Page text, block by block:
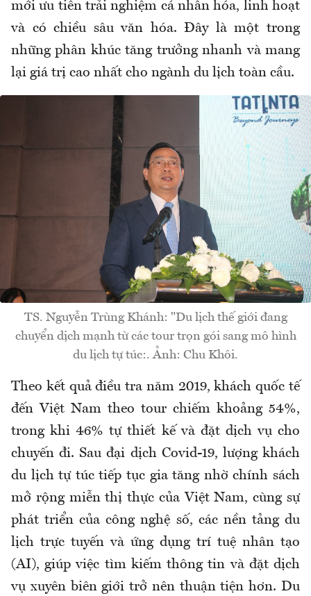
mới ưu tiên trải nghiệm cá nhân hóa, linh hoạt
và có chiều sâu văn hóa. Đây là một trong
những phân khúc tăng trưởng nhanh và mang
lại giá trị cao nhất cho ngành du lịch toàn cầu.
TS. Nguyễn Trùng Khánh: "Du lịch thế giới đang
chuyển dịch mạnh từ các tour trọn gói sang mô hình
du lịch tự túc:. Ảnh: Chu Khôi.
Theo kết quả điều tra năm 2019, khách quốc tế
đến Việt Nam theo tour chiếm khoảng 54%,
trong khi 46% tự thiết kế và đặt dịch vụ cho
chuyến đi. Sau đại dịch Covid-19, lượng khách
du lịch tự túc tiếp tục gia tăng nhờ chính sách
mở rộng miễn thị thực của Việt Nam, cùng sự
phát triển của công nghệ số, các nền tảng du
lịch trực tuyến và ứng dụng trí tuệ nhân tạo
(AI), giúp việc tìm kiếm thông tin và đặt dịch
vụ xuyên biên giới trở nên thuận tiện hơn. Du